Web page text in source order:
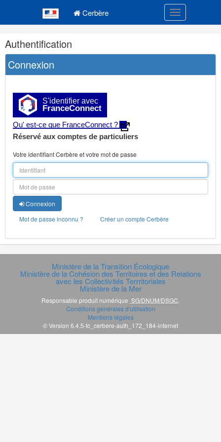
Cerbère Toggle
Navigation
et
outils
annexes
Authentification
Connexion
S'identifier avec
FranceConnect
Qu' est-ce que FranceConnect ?
Réservé aux comptes de particuliers
Votre identifiant Cerbère et votre mot de passe
Connexion
Mot de passe inconnu ?
Créer un compte Cerbère
Ministère de la Transition Écologique
Ministère de la Cohésion des Territoires et des Relations
avec les Collectivités Terrritoriales
Ministère de la Mer
Responsable produit numérique SG/DNUM/DSGC.
Conditions générales d'utilisation
Mentions légales
© Version 6.4.5-tc_cerbere-auth_172_184-internet